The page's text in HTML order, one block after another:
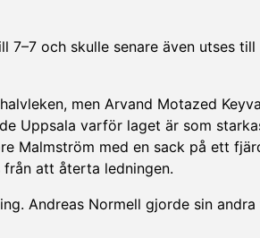
och skulle senare även utses
men Arvand Motazed
Uppsala varför laget är som
Malmström med en sack på ett
från att återta ledningen.
Andreas Normell gjorde sin